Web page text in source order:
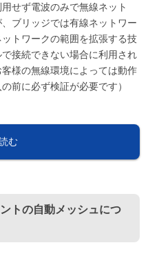
せず電波のみで無線ネット
ブリッジでは有線ネットワー
トワークの範囲を拡張する技
接続できない場合に利用され
様の無線環境によっては動作
前に必ず検証が必要です）
む
トの自動メッシュにつ